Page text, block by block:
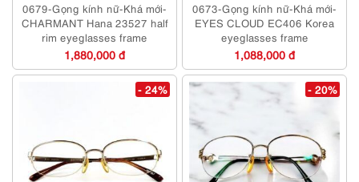
0679-Gọng kính nữ-Khá mới-
CHARMANT Hana 23527 half
rim eyeglasses frame
1,880,000 đ
0673-Gọng kính nữ-Khá mới-
EYES CLOUD EC406 Korea
eyeglasses frame
1,088,000 đ
- 24% - 20%